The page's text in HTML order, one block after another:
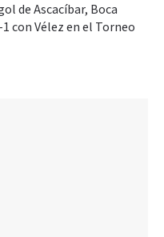
de Ascacíbar, Boca
con Vélez en el Torneo